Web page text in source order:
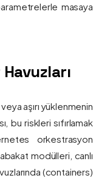
masaya
aşırı yüklenmenin
bu riskleri sıfırlamak
orkestrasyon
modülleri, canlı
(containers)